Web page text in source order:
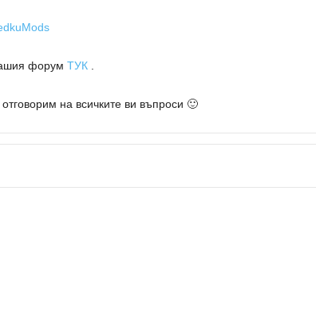
форум ТУК.
на всичките ви въпроси 🙂